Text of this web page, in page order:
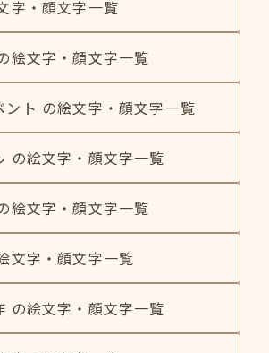
字・顔文字一覧
絵文字・顔文字一覧
ント の絵文字・顔文字一覧
の絵文字・顔文字一覧
絵文字・顔文字一覧
文字・顔文字一覧
の絵文字・顔文字一覧